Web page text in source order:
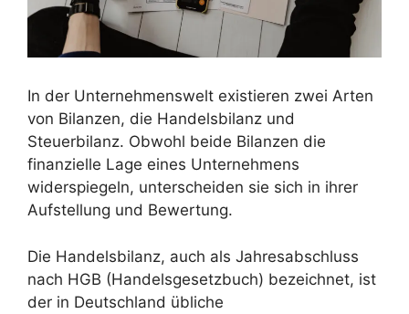
In der Unternehmenswelt existieren zwei Arten
von Bilanzen, die Handelsbilanz und
Steuerbilanz. Obwohl beide Bilanzen die
finanzielle Lage eines Unternehmens
widerspiegeln, unterscheiden sie sich in ihrer
Aufstellung und Bewertung.
Die Handelsbilanz, auch als Jahresabschluss
nach HGB (Handelsgesetzbuch) bezeichnet, ist
der in Deutschland übliche